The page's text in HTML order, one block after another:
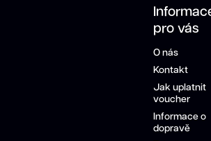
pro vás
O nás
Kontakt
Jak uplatnit
voucher
Informace o
dopravě